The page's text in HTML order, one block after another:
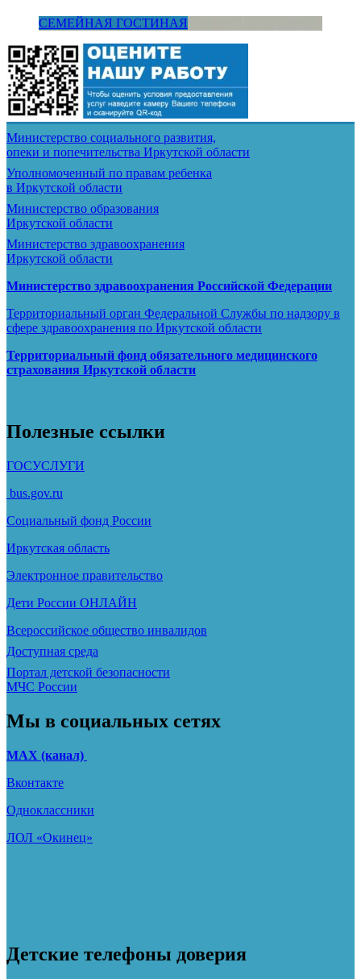
СЕМЕЙНАЯ ГОСТИНАЯ
Министерство социального развития,
опеки и попечительства Иркутской области
Уполномоченный по правам ребенка
в Иркутской области
Министерство образования
Иркутской области
Министерство здравоохранения
Иркутской области
Министерство здравоохранения Росcийской Федерации
Территориальный орган Федеральной Службы по надзору в
сфере здравоохранения по Иркутской области
Территориальный фонд обязательного медицинского
страхования Иркутской области
Полезные ссылки
ГОСУСЛУГИ
bus.gov.ru
Социальный фонд России
Иркутская область
Электронное правительство
Дети России ОНЛАЙН
Всероссийское общество инвалидов
Доступная среда
Портал детской безопасности
МЧС России
Мы в социальных сетях
МАХ (канал)
Вконтакте
Одноклассники
ЛОЛ «Окинец»
Детские телефоны доверия